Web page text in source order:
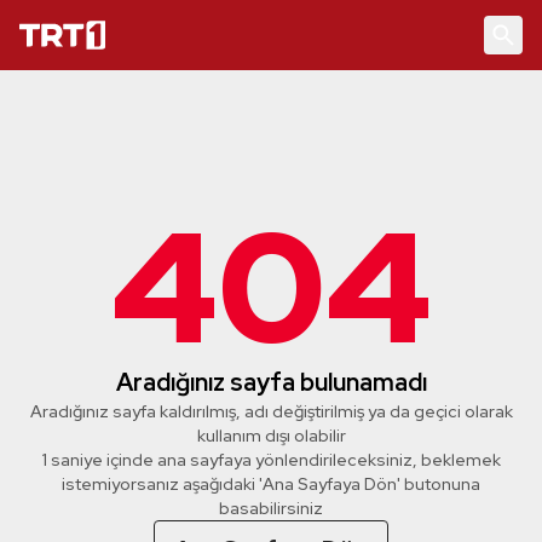
404
Aradığınız sayfa bulunamadı
Aradığınız sayfa kaldırılmış, adı değiştirilmiş ya da geçici olarak
kullanım dışı olabilir
1 saniye içinde ana sayfaya yönlendirileceksiniz, beklemek
istemiyorsanız aşağıdaki 'Ana Sayfaya Dön' butonuna
basabilirsiniz